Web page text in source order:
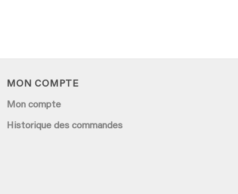
MON COMPTE
Mon compte
Historique des commandes